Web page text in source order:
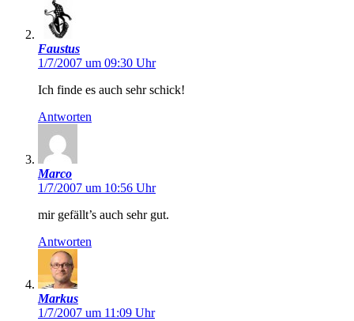
Faustus
1/7/2007 um 09:30 Uhr
Ich finde es auch sehr schick!
Antworten
Marco
1/7/2007 um 10:56 Uhr
mir gefällt’s auch sehr gut.
Antworten
Markus
1/7/2007 um 11:09 Uhr